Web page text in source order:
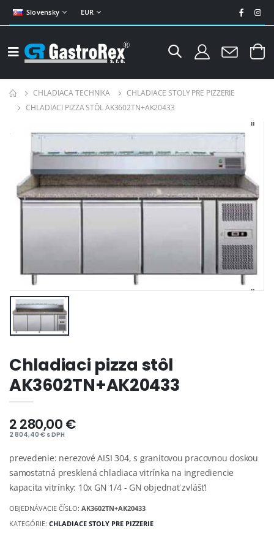
Slovensky EUR
CHLADIACA TECHNIKA
CHLADIACE STOLY PRE PIZZERIE
CHLADIACI PIZZA STÔL AK3602TN+AK20433
Chladiaci pizza stôl
AK3602TN+AK20433
2 280,00 €
2 804,40 € s DPH
prevedenie: nerezové AISI 304, s granitovou pracovnou doskou
samostatná presklená chladiaca vitrínka na ingrediencie
kapacita vitrínky: 10x GN 1/4 - GN objednať zvlášť!
OBJEDNÁVACIE ČÍSLO:AK3602TN+AK20433
KATEGÓRIE:CHLADIACE STOLY PRE PIZZERIE